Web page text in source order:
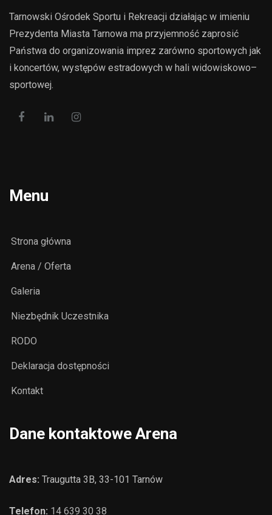
Tarnowski Ośrodek Sportu i Rekreacji działając w imieniu
Prezydenta Miasta Tarnowa ma przyjemność zaprosić
Państwa do organizowania imprez zarówno sportowych jak
i koncertów, występów estradowych w hali widowiskowo–
sportowej.
Menu
Strona główna
Arena / Oferta
Galeria
Niezbędnik Uczestnika
RODO
Deklaracja dostępności
Kontakt
Dane kontaktowe Arena
Adres: Traugutta 3B, 33-101 Tarnów
Telefon: 14 639 30 38